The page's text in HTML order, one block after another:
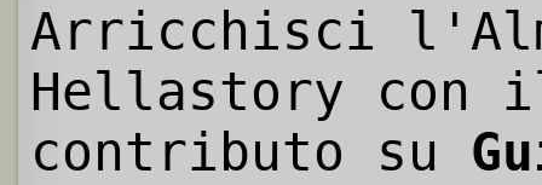
Arricchisci
Hellastory con
contributo su